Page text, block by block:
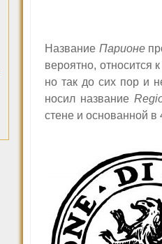
Название Парионе
вероятно, относится
но так до сих пор и
носил название
стене и основанной в